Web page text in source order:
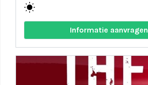
wb_sunny
Informatie aanvragen